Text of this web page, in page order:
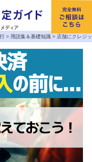
> 用語集＆基礎知識 > 店舗にクレジ